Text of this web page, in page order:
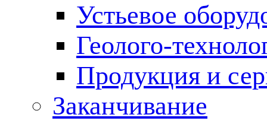
Устьевое
Геолого-
Продукция и
Заканчивание